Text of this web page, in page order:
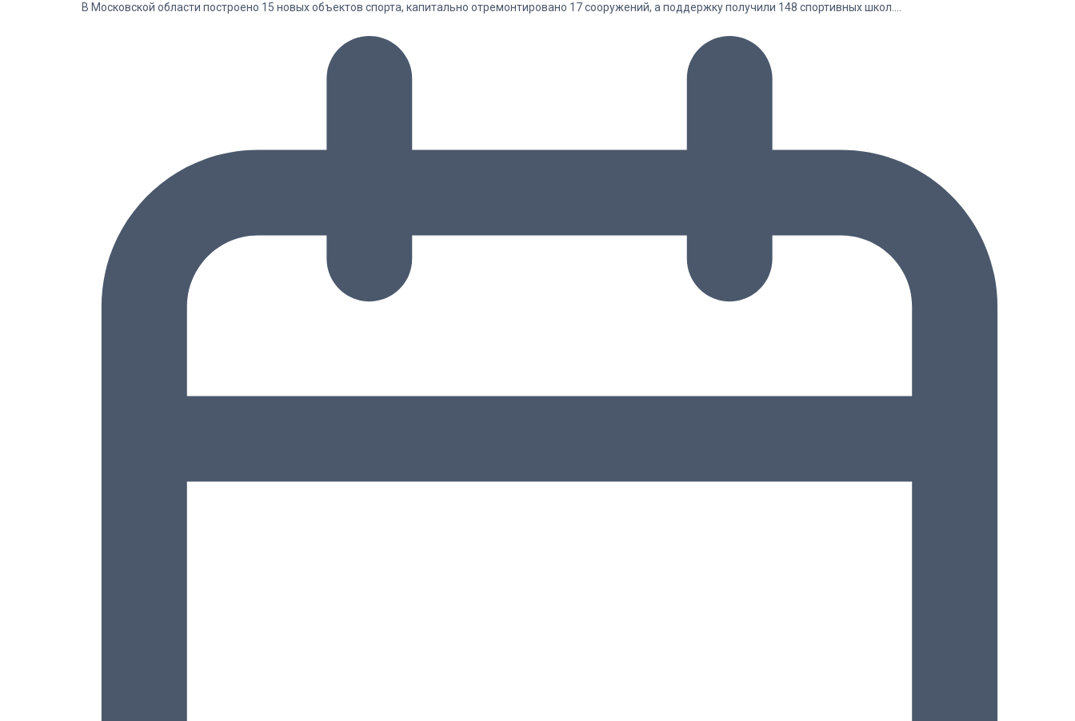
В Московской области построено 15 новых объектов спорта, капитально отремонтировано 17 сооружений, а поддержку получили 148 спортивных школ.…